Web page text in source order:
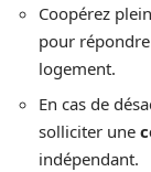
Coopérez
pour répondre
logement.
En cas de
solliciter une
indépendant.